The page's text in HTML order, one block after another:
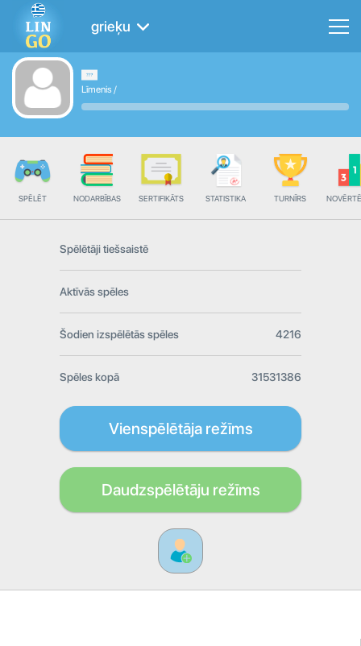
grieķu
Līmenis /
SPĒLĒT NODARBĪBAS SERTIFIKĀTS STATISTIKA TURNĪRS
Spēlētāji tiešsaistē
Aktīvās spēles
Šodien izspēlētās spēles 4216
Spēles kopā 31531386
Vienspēlētāja režīms
Daudzspēlētāju režīms